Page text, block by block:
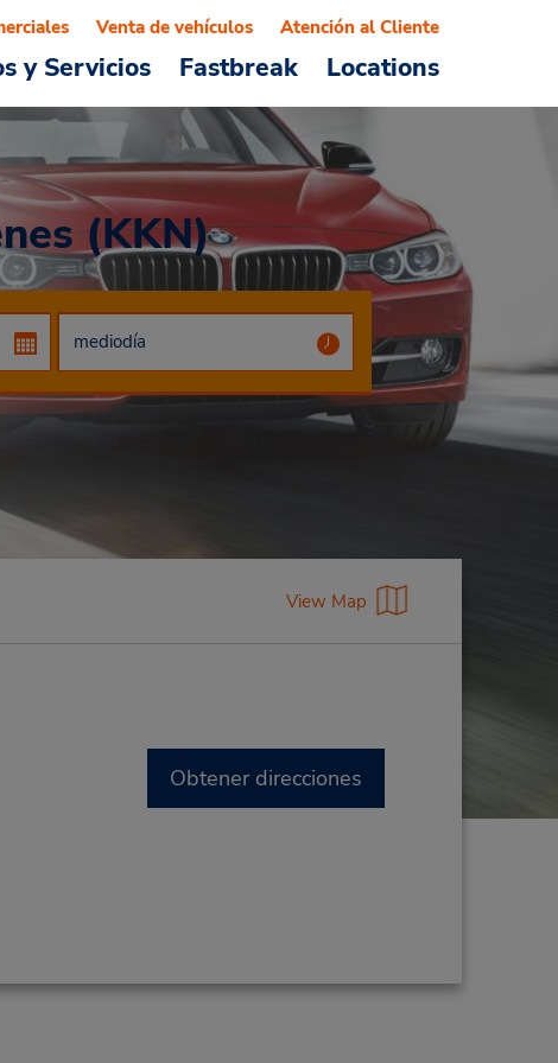
y Servicios Fastbreak Locations
Venta de vehículos Atención al Cliente
(KKN)
View Map
Obtener direcciones